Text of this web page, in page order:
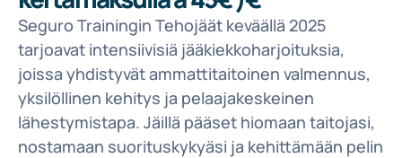
Seguro Trainingin Tehojäät keväällä 2025
tarjoavat intensiivisiä jääkiekkoharjoituksia,
joissa yhdistyvät ammattitaitoinen valmennus,
yksilöllinen kehitys ja pelaajakeskeinen
lähestymistapa. Jäillä pääset hiomaan taitojasi,
nostamaan suorituskykyäsi ja kehittämään pelin